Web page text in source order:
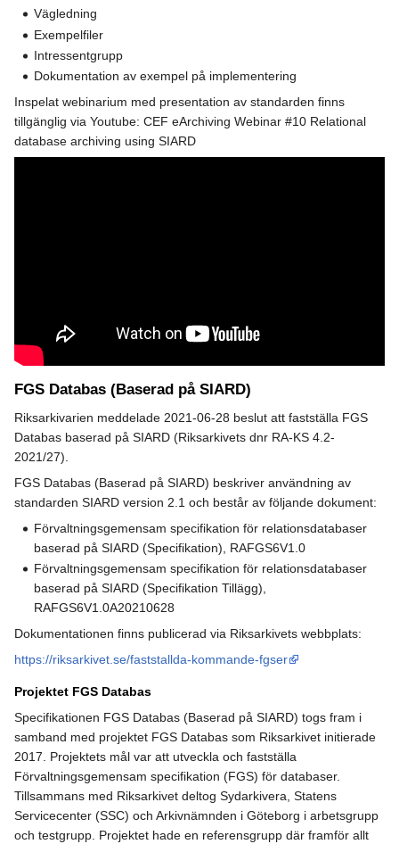
Vägledning
Exempelfiler
Intressentgrupp
Dokumentation av exempel på implementering
Inspelat webinarium med presentation av standarden finns
tillgänglig via Youtube: CEF eArchiving Webinar #10 Relational
database archiving using SIARD
FGS Databas (Baserad på SIARD)
Riksarkivarien meddelade 2021-06-28 beslut att fastställa FGS
Databas baserad på SIARD (Riksarkivets dnr RA-KS 4.2-
2021/27).
FGS Databas (Baserad på SIARD) beskriver användning av
standarden SIARD version 2.1 och består av följande dokument:
Förvaltningsgemensam specifikation för relationsdatabaser
baserad på SIARD (Specifikation), RAFGS6V1.0
Förvaltningsgemensam specifikation för relationsdatabaser
baserad på SIARD (Specifikation Tillägg),
RAFGS6V1.0A20210628
Dokumentationen finns publicerad via Riksarkivets webbplats:
https://riksarkivet.se/faststallda-kommande-fgser
Projektet FGS Databas
Specifikationen FGS Databas (Baserad på SIARD) togs fram i
samband med projektet FGS Databas som Riksarkivet initierade
2017. Projektets mål var att utveckla och fastställa
Förvaltningsgemensam specifikation (FGS) för databaser.
Tillsammans med Riksarkivet deltog Sydarkivera, Statens
Servicecenter (SSC) och Arkivnämnden i Göteborg i arbetsgrupp
och testgrupp. Projektet hade en referensgrupp där framför allt